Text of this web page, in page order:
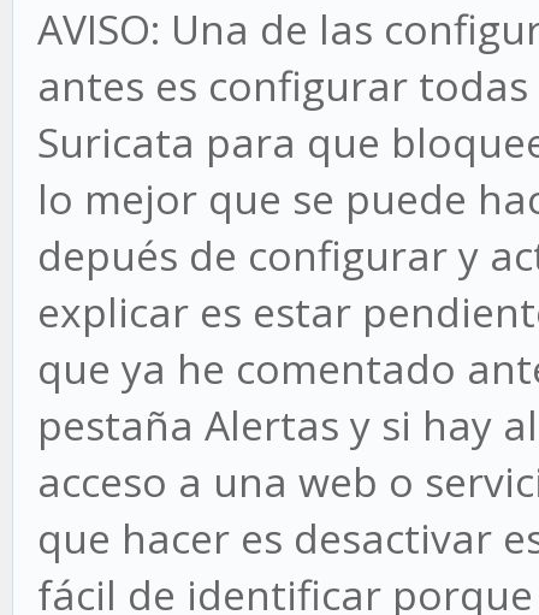
AVISO: Una de las
antes es configurar
Suricata para que
lo mejor que se puede
depués de configurar y
explicar es estar
que ya he comentado
pestaña Alertas y si hay
acceso a una web o
que hacer es desactivar
fácil de identificar